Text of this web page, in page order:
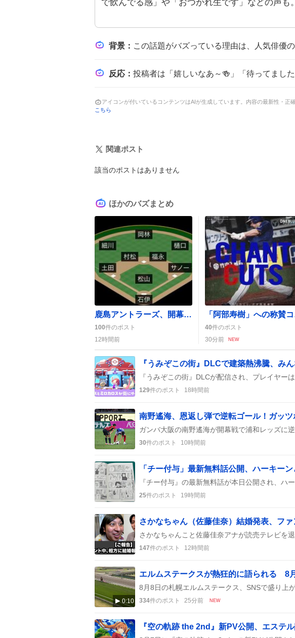
で飲んでる感」や「おつかれ生です」などの声も。
背景 ： この話題がバズっている理由は、人気俳優の芳根京子と松下洸平が共演する新CMが6月8日に同時公開されたことと、ビール好きのユーザーが「注ぐと、まろやか」や「
反応 ： 投稿者は「嬉しいなあ～🍻」「待ってました🍻」「二人で飲みに行ってる感🥺」と喜びを表現し、「おつかれ生です」や「マルエフマカロ
アイコンが付いているコンテンツはAIが生成しています。内容の最新性・正
こちら
関連ポスト
該当のポストはありません
ほかのバズまとめ
鹿島アントラーズ、開幕戦で『ファイヤーフォーメーション』披露し逆転勝利に沸く
100件のポスト
12時間前
「阿部
40件のポスト
30分前
NEW
129件のポスト 18時間前
南野遙海、恩返し弾で逆転ゴール！ガッ
30件のポスト 10時間前
「チー付与」最新無料話公開、ハーキー
25件のポスト 19時間前
さかなちゃん（佐藤佳奈）結婚発表、フ
147件のポスト 12時間前
0:10 334件のポスト 25分前 NEW